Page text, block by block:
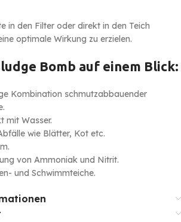
in den Filter oder direkt in den Teich
optimale Wirkung zu erzielen.
Bomb auf einem Blick:
Kombination schmutzabbauender
mit Wasser.
wie Blätter, Kot etc.
von Ammoniak und Nitrit.
und Schwimmteiche.